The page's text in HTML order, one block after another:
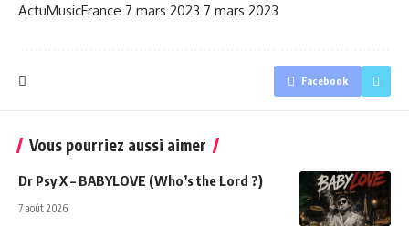
ActuMusicFrance 7 mars 2023 7 mars 2023
Facebook
Vous pourriez aussi aimer
Dr Psy X – BABYLOVE (Who’s the Lord ?)
7 août 2026